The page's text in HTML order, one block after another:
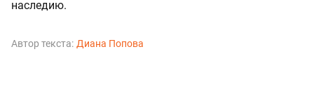
наследию.
Автор текста: Диана Попова